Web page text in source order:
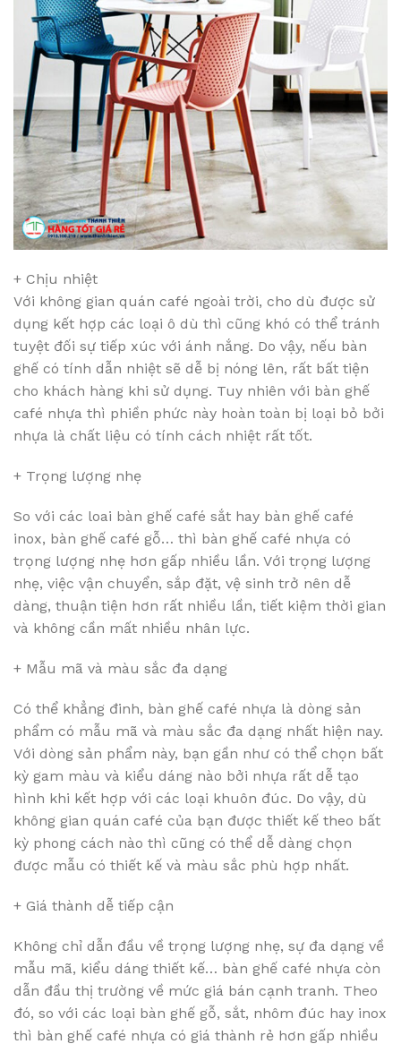
+ Chịu nhiệt
Với không gian quán café ngoài trời, cho dù được sử
dụng kết hợp các loại ô dù thì cũng khó có thể tránh
tuyệt đối sự tiếp xúc với ánh nắng. Do vậy, nếu bàn
ghế có tính dẫn nhiệt sẽ dễ bị nóng lên, rất bất tiện
cho khách hàng khi sử dụng. Tuy nhiên với bàn ghế
café nhựa thì phiền phức này hoàn toàn bị loại bỏ bởi
nhựa là chất liệu có tính cách nhiệt rất tốt.
+ Trọng lượng nhẹ
So với các loai bàn ghế café sắt hay bàn ghế café
inox, bàn ghế café gỗ… thì bàn ghế café nhựa có
trọng lượng nhẹ hơn gấp nhiều lần. Với trọng lượng
nhẹ, việc vận chuyển, sắp đặt, vệ sinh trở nên dễ
dàng, thuận tiện hơn rất nhiều lần, tiết kiệm thời gian
và không cần mất nhiều nhân lực.
+ Mẫu mã và màu sắc đa dạng
Có thể khẳng đinh, bàn ghế café nhựa là dòng sản
phẩm có mẫu mã và màu sắc đa dạng nhất hiện nay.
Với dòng sản phẩm này, bạn gần như có thể chọn bất
kỳ gam màu và kiểu dáng nào bởi nhựa rất dễ tạo
hình khi kết hợp với các loại khuôn đúc. Do vậy, dù
không gian quán café của bạn được thiết kế theo bất
kỳ phong cách nào thì cũng có thể dễ dàng chọn
được mẫu có thiết kế và màu sắc phù hợp nhất.
+ Giá thành dễ tiếp cận
Không chỉ dẫn đầu về trọng lượng nhẹ, sự đa dạng về
mẫu mã, kiểu dáng thiết kế… bàn ghế café nhựa còn
dẫn đầu thị trường về mức giá bán cạnh tranh. Theo
đó, so với các loại bàn ghế gỗ, sắt, nhôm đúc hay inox
thì bàn ghế café nhựa có giá thành rẻ hơn gấp nhiều